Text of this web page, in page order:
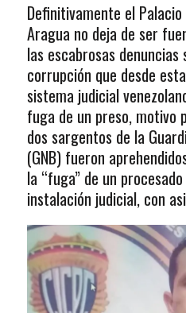
Definitivamente el
Aragua no deja de ser
las escabrosas
corrupción que desde
sistema judicial
fuga de un preso, motivo
dos sargentos de la
(GNB) fueron
la “fuga” de un
instalación judicial, con